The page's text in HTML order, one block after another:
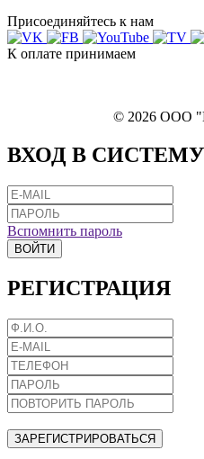
Присоединяйтесь к нам
К оплате принимаем
© 2026 ООО
ВХОД В СИСТЕМУ
Вспомнить пароль
ВОЙТИ
РЕГИСТРАЦИЯ
ЗАРЕГИСТРИРОВАТЬСЯ